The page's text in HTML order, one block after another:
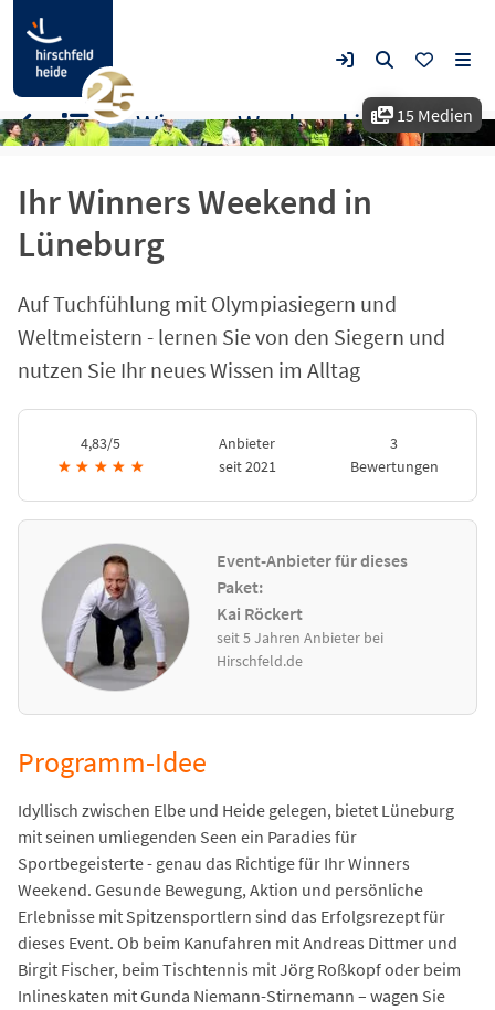
15 Medien
Ihr Winners Weekend in
Lüneburg
Auf Tuchfühlung mit Olympiasiegern und
Weltmeistern - lernen Sie von den Siegern und
nutzen Sie Ihr neues Wissen im Alltag
4,83/5
★ ★ ★ ★ ★
Anbieter
seit 2021
3
Bewertungen
Event-Anbieter für dieses
Paket:
Kai Röckert
seit 5 Jahren Anbieter bei
Hirschfeld.de
Ihr Winners Weekend in Lüneburg
Programm-Idee
Idyllisch zwischen Elbe und Heide gelegen, bietet Lüneburg
mit seinen umliegenden Seen ein Paradies für
Sportbegeisterte - genau das Richtige für Ihr Winners
Weekend. Gesunde Bewegung, Aktion und persönliche
Erlebnisse mit Spitzensportlern sind das Erfolgsrezept für
dieses Event. Ob beim Kanufahren mit Andreas Dittmer und
Birgit Fischer, beim Tischtennis mit Jörg Roßkopf oder beim
Inlineskaten mit Gunda Niemann-Stirnemann – wagen Sie